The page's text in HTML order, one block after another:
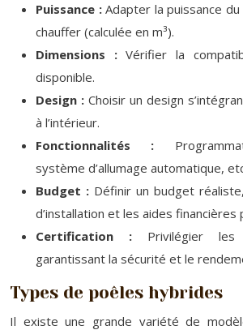
Puissance :Adapter la puissance
chauffer (calculée en m³).
Dimensions :Vérifier la
disponible.
Design : Choisir un design
à l’intérieur.
Fonctionnalités :
système d’allumage automatique,
Budget : Définir un budget
d’installation et les aides financières
Certification : Privilégier
garantissant la sécurité et le
Types de poêles hybrides
Il existe une grande variété de